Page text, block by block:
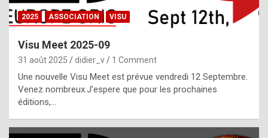
g
h
t
f
2025 ASSOCIATION VISU
Visu Meet 2025-09
31 août 2025 didier_v 1 Comment
Une nouvelle Visu Meet est prévue vendredi 12 Septembre.
Venez nombreux.J’espere que pour les prochaines
éditions,…